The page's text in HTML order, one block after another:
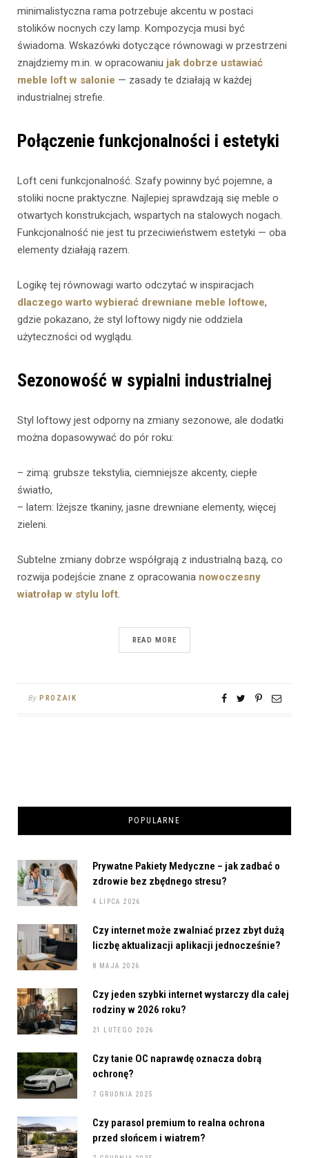
minimalistyczna rama potrzebuje akcentu w postaci
stolików nocnych czy lamp. Kompozycja musi być
świadoma. Wskazówki dotyczące równowagi w przestrzeni
znajdziemy m.in. w opracowaniu jak dobrze ustawiać
meble loft w salonie — zasady te działają w każdej
industrialnej strefie.
Połączenie funkcjonalności i estetyki
Loft ceni funkcjonalność. Szafy powinny być pojemne, a
stoliki nocne praktyczne. Najlepiej sprawdzają się meble o
otwartych konstrukcjach, wspartych na stalowych nogach.
Funkcjonalność nie jest tu przeciwieństwem estetyki — oba
elementy działają razem.
Logikę tej równowagi warto odczytać w inspiracjach
dlaczego warto wybierać drewniane meble loftowe,
gdzie pokazano, że styl loftowy nigdy nie oddziela
użyteczności od wyglądu.
Sezonowość w sypialni industrialnej
Styl loftowy jest odporny na zmiany sezonowe, ale dodatki
można dopasowywać do pór roku:
– zimą: grubsze tekstylia, ciemniejsze akcenty, ciepłe
światło,
– latem: lżejsze tkaniny, jasne drewniane elementy, więcej
zieleni.
Subtelne zmiany dobrze współgrają z industrialną bazą, co
rozwija podejście znane z opracowania nowoczesny
wiatrołap w stylu loft.
READ MORE
By PROZAIK
POPULARNE
Prywatne Pakiety Medyczne – jak zadbać o
zdrowie bez zbędnego stresu?
4 LIPCA 2026
Czy internet może zwalniać przez zbyt dużą
liczbę aktualizacji aplikacji jednocześnie?
8 MAJA 2026
Czy jeden szybki internet wystarczy dla całej
rodziny w 2026 roku?
21 LUTEGO 2026
Czy tanie OC naprawdę oznacza dobrą
ochronę?
7 GRUDNIA 2025
Czy parasol premium to realna ochrona
przed słońcem i wiatrem?